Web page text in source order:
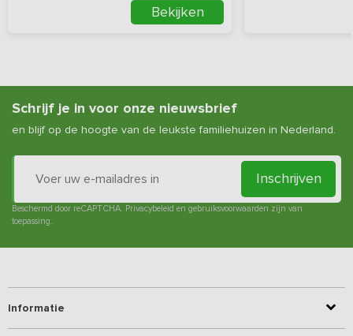
Bekijken
Schrijf je in voor onze nieuwsbrief
en blijf op de hoogte van de leukste familiehuizen in Nederland.
Inschrijven
Beschermd door reCAPTCHA. Privacybeleid en gebruiksvoorwaarden zijn van
toepassing.
Informatie